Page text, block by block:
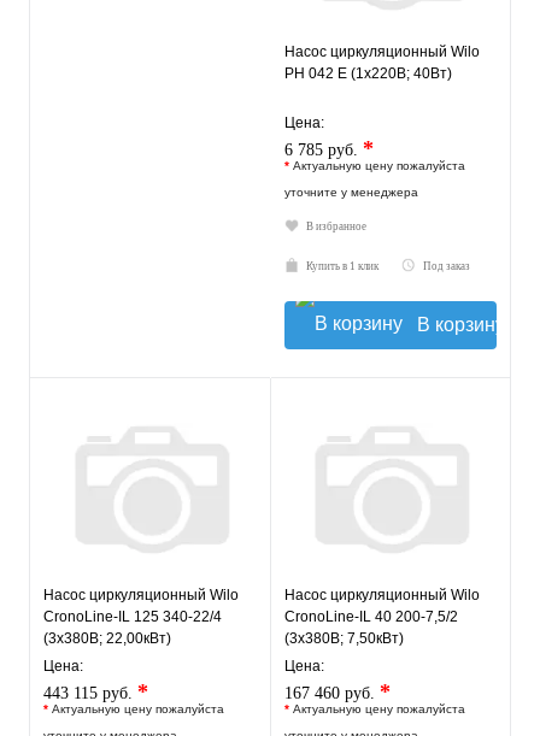
Насос циркуляционный Wilo
PH 042 E (1х220В; 40Вт)
Цена:
6 785 руб. *
* Актуальную цену пожалуйста
уточните у менеджера
В избранное
Купить в 1 клик Под заказ
В корзину
Насос циркуляционный Wilo
CronoLine-IL 125 340-22/4
(3х380В; 22,00кВт)
Цена:
443 115 руб. *
* Актуальную цену пожалуйста
Насос циркуляционный Wilo
CronoLine-IL 40 200-7,5/2
(3х380В; 7,50кВт)
Цена:
167 460 руб. *
* Актуальную цену пожалуйста